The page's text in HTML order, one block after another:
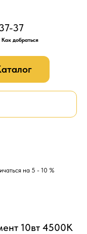
37
Как добраться
на 5 - 10 %
10вт 4500К